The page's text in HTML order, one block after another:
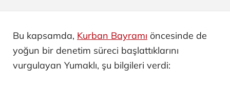
Bu kapsamda, Kurban Bayramı öncesinde de
yoğun bir denetim süreci başlattıklarını
vurgulayan Yumaklı, şu bilgileri verdi: